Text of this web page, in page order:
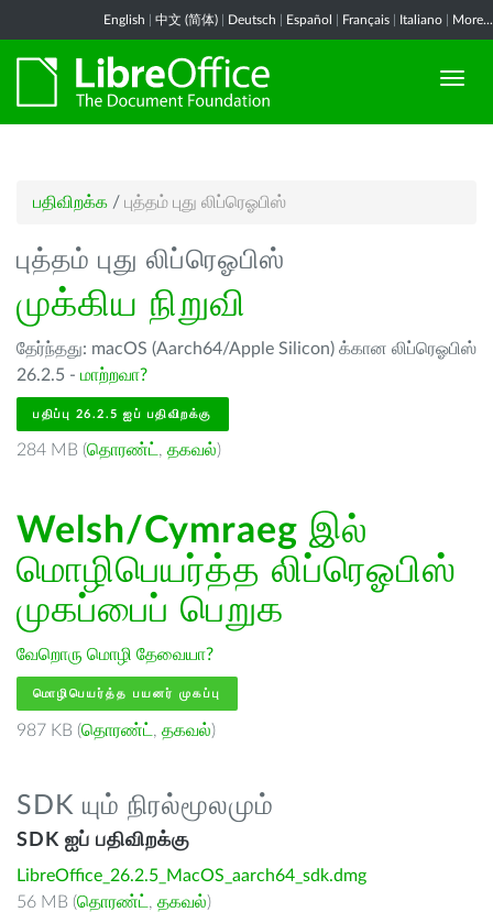
English 中文 (简体) Deutsch Español Français Italiano More...
பதிவிறக்க / புத்தம் புது லிப்ரெஓபிஸ்
புத்தம் புது லிப்ரெஓபிஸ்
முக்கிய நிறுவி
தேர்ந்தது: macOS (Aarch64/Apple Silicon) க்கான லிப்ரெஓபிஸ்
26.2.5 - மாற்றவா?
பதிப்பு 26.2.5 ஐப் பதிவிறக்கு
284 MB (தொரண்ட் , தகவல்)
Welsh/Cymraeg இல்
மொழிபெயர்த்த லிப்ரெஓபிஸ்
முகப்பைப் பெறுக
வேறொரு மொழி தேவையா?
மொழிபெயர்த்த பயனர் முகப்பு
987 KB (தொரண்ட் , தகவல்)
SDK யும் நிரல்மூலமும்
SDK ஐப் பதிவிறக்கு
LibreOffice_26.2.5_MacOS_aarch64_sdk.dmg
56 MB (தொரண்ட் , தகவல்)